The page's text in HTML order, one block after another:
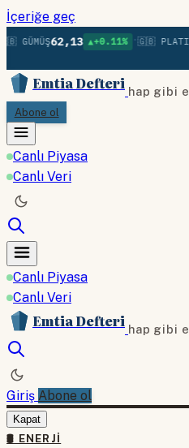
İçeriğe geç
GÜMÜŞ62,13 ▲+0.11% • 🇬🇧 PLATIN
Emtia Defteri hap gibi
Abone ol
Canlı Piyasa
Canlı Veri
Canlı Piyasa
Canlı Veri
Emtia Defteri hap gibi
Giriş Abone ol
Kapat
🛢 ENERJI